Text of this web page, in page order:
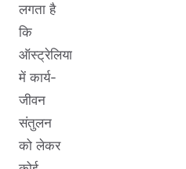
लगता है
कि
ऑस्ट्रेलिया
में कार्य-
जीवन
संतुलन
को लेकर